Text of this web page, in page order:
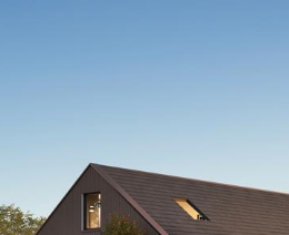
vides een speelse indeling
mogelijkheden
een zeldzaam gevoel van
een eigen aanlegplaats te
Nederland.